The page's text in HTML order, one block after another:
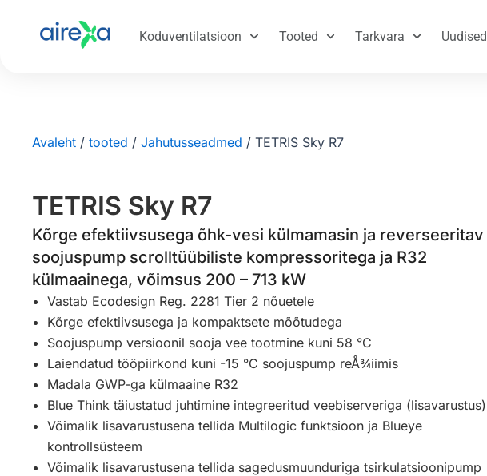
Koduventilatsioon Tooted Tarkvara Uudised
Avaleht / tooted / Jahutusseadmed / TETRIS Sky R7
TETRIS Sky R7
Kõrge efektiivsusega õhk-vesi külmamasin ja reverseeritav
soojuspump scrolltüübiliste kompressoritega ja R32
külmaainega, võimsus 200 – 713 kW
Vastab Ecodesign Reg. 2281 Tier 2 nõuetele
Kõrge efektiivsusega ja kompaktsete mõõtudega
Soojuspump versioonil sooja vee tootmine kuni 58 °C
Laiendatud tööpiirkond kuni -15 °C soojuspump reÅ¾iimis
Madala GWP-ga külmaaine R32
Blue Think täiustatud juhtimine integreeritud veebiserveriga (lisavarustus)
Võimalik lisavarustusena tellida Multilogic funktsioon ja Blueye
kontrollsüsteem
Võimalik lisavarustusena tellida sagedusmuunduriga tsirkulatsioonipump